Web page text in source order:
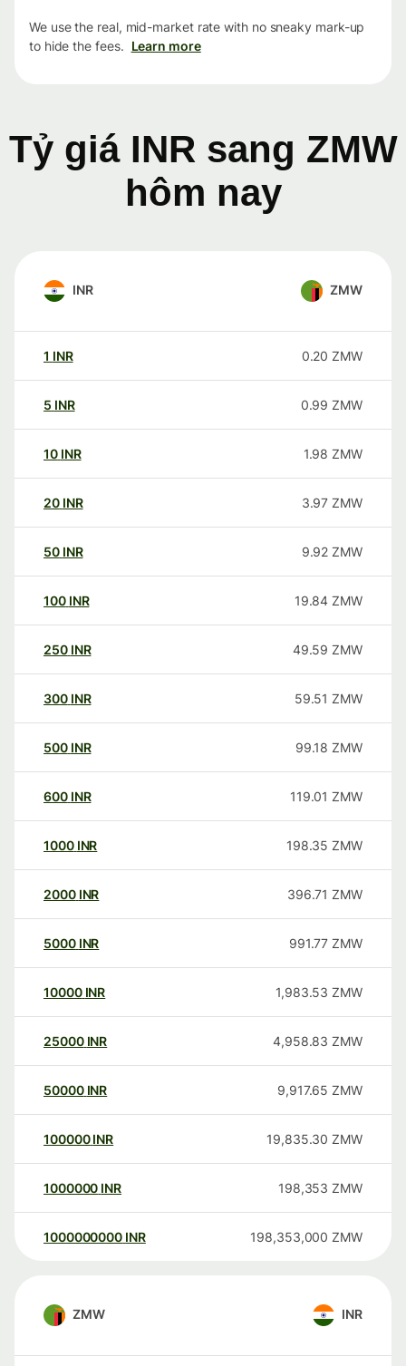
We use the real, mid-market rate with no sneaky mark-up
to hide the fees. Learn more
Tỷ giá INR sang ZMW
hôm nay
INR ZMW
1 INR 0.20 ZMW
5 INR 0.99 ZMW
10 INR 1.98 ZMW
20 INR 3.97 ZMW
50 INR 9.92 ZMW
100 INR 19.84 ZMW
250 INR 49.59 ZMW
300 INR 59.51 ZMW
500 INR 99.18 ZMW
600 INR 119.01 ZMW
1000 INR 198.35 ZMW
2000 INR 396.71 ZMW
5000 INR 991.77 ZMW
10000 INR 1,983.53 ZMW
25000 INR 4,958.83 ZMW
50000 INR 9,917.65 ZMW
100000 INR 19,835.30 ZMW
1000000 INR 198,353 ZMW
1000000000 INR 198,353,000 ZMW
ZMW INR